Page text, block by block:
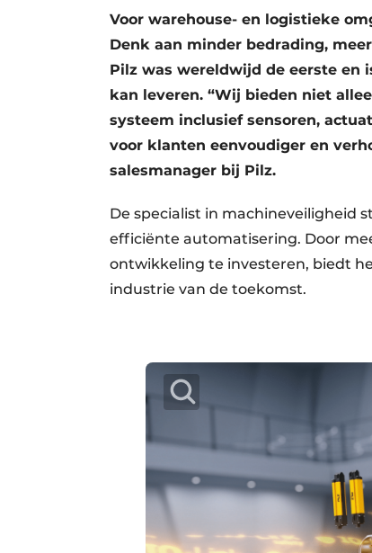
Voor warehouse- en logistieke
Denk aan minder bedrading,
Pilz was wereldwijd de eerste en
kan leveren. “Wij bieden niet
systeem inclusief sensoren,
voor klanten eenvoudiger en
salesmanager bij Pilz.
De specialist in machineveiligheid
efficiënte automatisering. Door
ontwikkeling te investeren, biedt
industrie van de toekomst.